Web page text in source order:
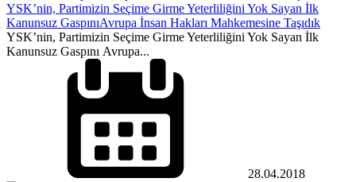
YSK’nin, Partimizin Seçime Girme Yeterliliğini Yok Sayan İlk
Kanunsuz GaspınıAvrupa İnsan Hakları Mahkemesine Taşıdık
YSK’nin, Partimizin Seçime Girme Yeterliliğini Yok Sayan İlk
Kanunsuz Gaspını Avrupa...
28.04.2018